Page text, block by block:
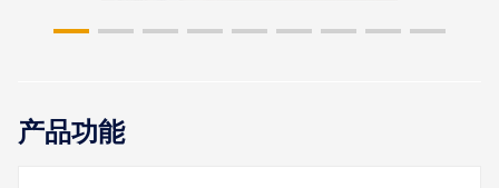
ACI 混凝土设计手册 [3] 中的参考示例进行了比较。
产品功能